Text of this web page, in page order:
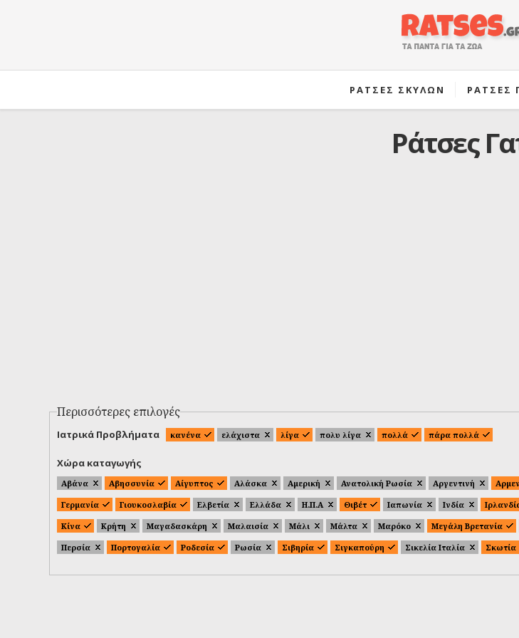
ΡΑΤΣΕΣ ΣΚΥΛΩΝ ΡΑΤΣΕΣ
Ράτσες
Περισσότερες επιλογές
Ιατρικά Προβλήματα κανένα ελάχιστα λίγα πολυ λίγα πολλά πάρα πολλά
Χώρα καταγωγής
Αβάνα Αβησσυνία Αίγυπτος Αλάσκα Αμερική Ανατολική Ρωσία Αργεντινή
Γερμανία
Γιουκοσλαβία Ελβετία Ελλάδα Η.Π.Α Θιβέτ Ιαπωνία Ινδία
Κίνα
Κρήτη Μαγαδασκάρη Μαλαισία Μάλι Μάλτα Μαρόκο Μεγάλη Βρετανία
Περσία
Πορτογαλία Ροδεσία Ρωσία Σιβηρία Σιγκαπούρη Σικελία Ιταλία Σκωτία